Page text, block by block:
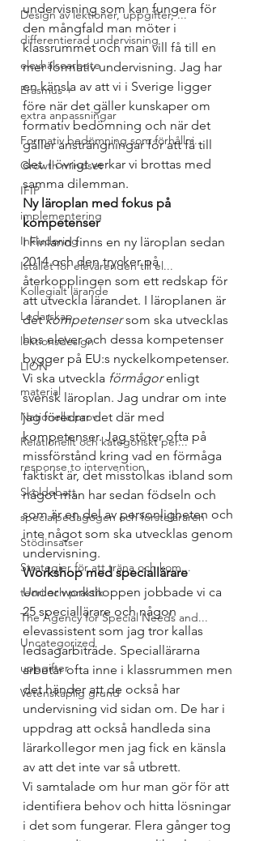
Design av lektioner, uppgifter, ...
differentierad undervisning
elevhälsoarbete
Erasmus +
extra anpassningar
Formativ bedömning som förhållni...
Growth mindset
IFIP
implementering
Inkludering
Istället för elevärenden till el...
Kollegialt lärande
Ledarskap
lektionsdesign
LION
material
Nationella prov
Relationellt och kategoriskt per...
response to intervention
Skoldebatt
specialpedagogen och försteläraren
Stödinsatser
Strategier för att träna och kom...
teori och praktik
The Agency for Special Needs and...
Uncategorized
uppgifter
Vetenskaplig grund
undervisning som kan fungera för
den mångfald man möter i
klassrummet och man vill få till en
mer formativ undervisning. Jag har
en känsla av att vi i Sverige ligger
före när det gäller kunskaper om
formativ bedömning och när det
gäller ansträngningar för att få till
det. I övrigt verkar vi brottas med
samma dilemman.
Ny läroplan med fokus på
kompetenser
I Finland finns en ny läroplan sedan
2014 och den trycker på
återkopplingen som ett redskap för
att utveckla lärandet. I läroplanen är
det kompetenser som ska utvecklas
hos elever och dessa kompetenser
bygger på EU:s nyckelkompetenser.
Vi ska utveckla förmågor enligt
svensk läroplan. Jag undrar om inte
jag föredrar det där med
kompetenser. Jag stöter ofta på
missförstånd kring vad en förmåga
faktiskt är, det misstolkas ibland som
något man har sedan födseln och
som är en del av personligheten och
inte något som ska utvecklas genom
undervisning.
Workshop med speciallärare
Under workshoppen jobbade vi ca
25 speciallärare och någon
elevassistent som jag tror kallas
ledsagarbiträde. Speciallärarna
arbetar ofta inne i klassrummen men
det händer att de också har
undervisning vid sidan om. De har i
uppdrag att också handleda sina
lärarkollegor men jag fick en känsla
av att det inte var så utbrett.
Vi samtalade om hur man gör för att
identifiera behov och hitta lösningar
i det som fungerar. Flera gånger tog